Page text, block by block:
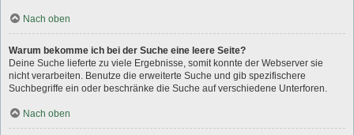
Nach oben
Warum bekomme ich bei der Suche eine leere Seite?
Deine Suche lieferte zu viele Ergebnisse, somit konnte der Webserver sie
nicht verarbeiten. Benutze die erweiterte Suche und gib spezifischere
Suchbegriffe ein oder beschränke die Suche auf verschiedene Unterforen.
Nach oben